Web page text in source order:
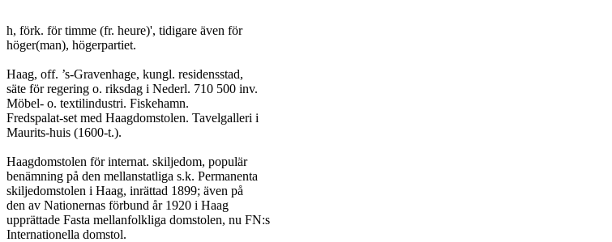
h, förk. för timme (fr. heure)', tidigare även för
höger(man), högerpartiet.
Haag, off. ’s-Gravenhage, kungl. residensstad,
säte för regering o. riksdag i Nederl. 710 500 inv.
Möbel- o. textilindustri. Fiskehamn.
Fredspalat-set med Haagdomstolen. Tavelgalleri i
Maurits-huis (1600-t.).
Haagdomstolen för internat. skiljedom, populär
benämning på den mellanstatliga s.k. Permanenta
skiljedomstolen i Haag, inrättad 1899; även på
den av Nationernas förbund år 1920 i Haag
upprättade Fasta mellanfolkliga domstolen, nu FN:s
Internationella domstol.